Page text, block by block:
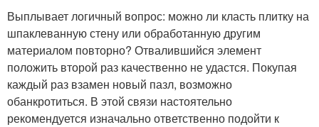
Выплывает логичный вопрос: можно ли класть плитку на
шпаклеванную стену или обработанную другим
материалом повторно? Отвалившийся элемент
положить второй раз качественно не удастся. Покупая
каждый раз взамен новый пазл, возможно
обанкротиться. В этой связи настоятельно
рекомендуется изначально ответственно подойти к